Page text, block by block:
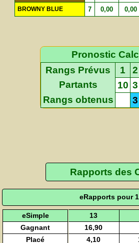
BROWNY BLUE 7 0,00 0,00
Pronostic
Rangs Prévus
1 2
Partants
10 3
Rangs obtenus
3
Rapports des
eRapports pour
eSimple 13
Gagnant
16,90
Placé
4,10